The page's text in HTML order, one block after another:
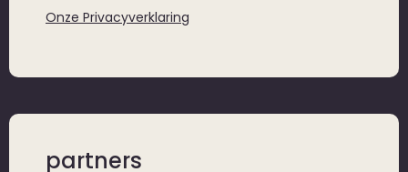
Onze Privacyverklaring
partners